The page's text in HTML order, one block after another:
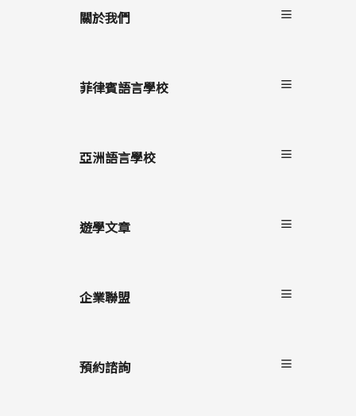
關於我們
服務流程
雙國遊學
菲律賓語言學校
碧瑤
克拉克
亞洲語言學校
遊學文章
遊學懶人包
語言學校/生活
企業聯盟
上學院留學
遊學隨身秘書APP
預約諮詢